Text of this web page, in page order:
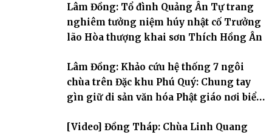
Lâm Đồng: Tổ đình Quảng Ân Tự trang
nghiêm tưởng niệm húy nhật cố Trưởng
lão Hòa thượng khai sơn Thích Hồng Ân
Lâm Đồng: Khảo cứu hệ thống 7 ngôi
chùa trên Đặc khu Phú Quý: Chung tay
gìn giữ di sản văn hóa Phật giáo nơi biển
[Video] Đồng Tháp: Chùa Linh Quang